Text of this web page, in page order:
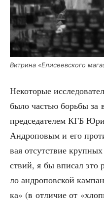
Вит­ри­на «Ели­се­ев­ско­го
Неко­то­рые
было частью борь­бы за
пред­се­да­те­лем КГБ
Андро­по­вым и его
вая отсут­ствие
ствий, я бы впи­сал это
ло андро­пов­ской
ка» (в отли­чие от